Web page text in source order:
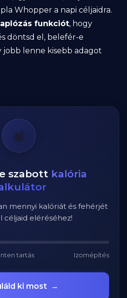
Whopper a napi céljaidra.
funkciót, hogy
döntsd el, belefér-e
jobb lenne kisebb adagot
📊
szabott kalória
mennyi kalóriát és fehérjét
céljaid eléréséhez!
tartás Izomépítés
ki most →